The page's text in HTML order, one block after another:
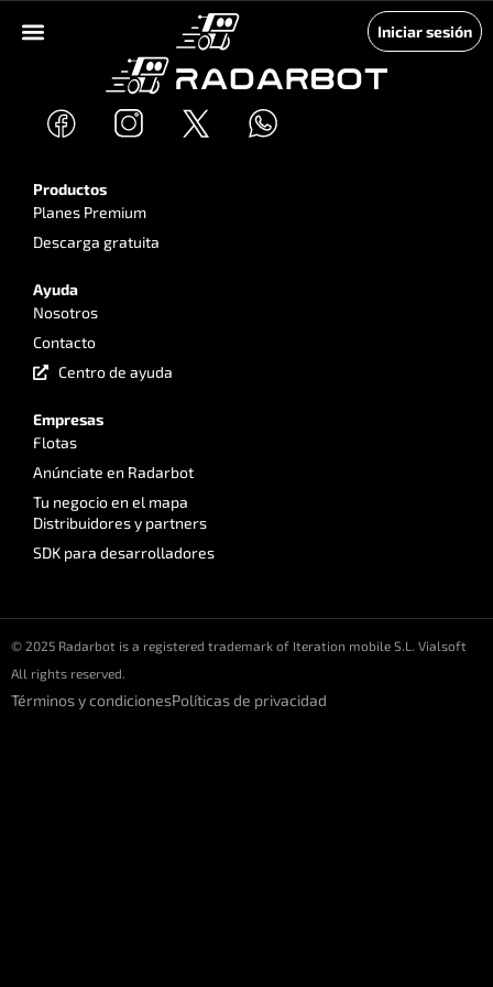
Iniciar sesión
Productos
Planes Premium
Descarga gratuita
Ayuda
Nosotros
Contacto
Centro de ayuda
Empresas
Flotas
Anúnciate en Radarbot
Tu negocio en el mapa
Distribuidores y partners
SDK para desarrolladores
© 2025 Radarbot is a registered trademark of Iteration mobile S.L. Vialsoft
All rights reserved.
Términos y condicionesPolíticas de privacidad